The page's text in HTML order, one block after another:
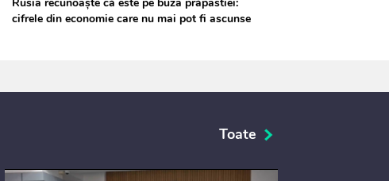
cifrele din economie care nu mai pot fi ascunse
Toate